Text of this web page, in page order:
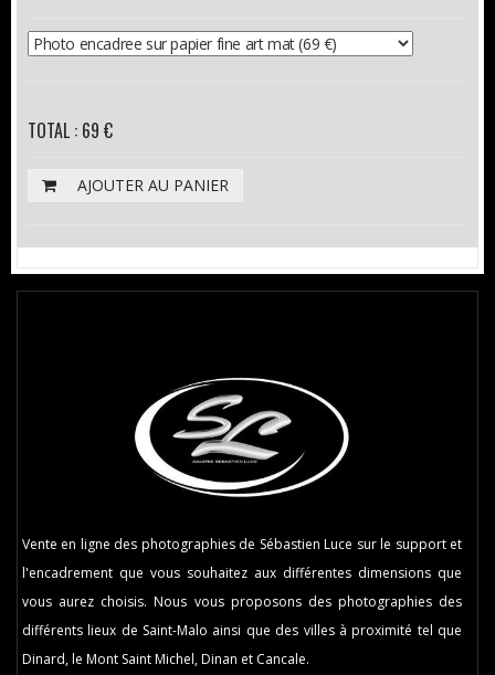
TOTAL : 69 €
AJOUTER AU PANIER
Vente en ligne des photographies de Sébastien Luce sur le support et
l'encadrement que vous souhaitez aux différentes dimensions que
vous aurez choisis. Nous vous proposons des photographies des
différents lieux de Saint-Malo ainsi que des villes à proximité tel que
Dinard, le Mont Saint Michel, Dinan et Cancale.